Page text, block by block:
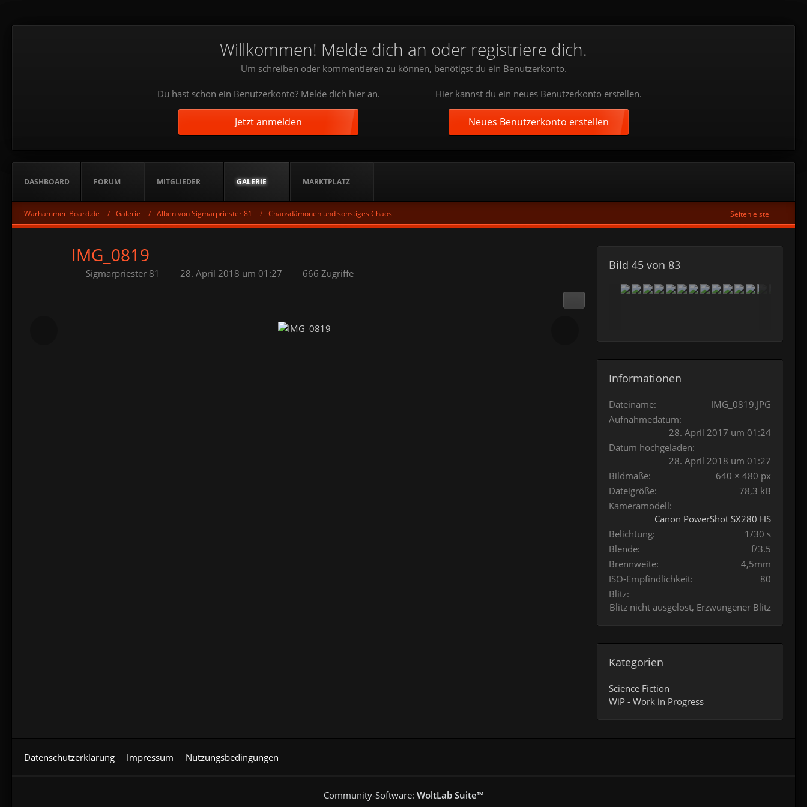
Willkommen! Melde dich an oder registriere dich.
Um schreiben oder kommentieren zu können, benötigst du ein Benutzerkonto.
Du hast schon ein Benutzerkonto? Melde dich hier an.
Jetzt anmelden
Hier kannst du ein neues Benutzerkonto erstellen.
Neues Benutzerkonto erstellen
DASHBOARD FORUM MITGLIEDER GALERIE MARKTPLATZ
Warhammer-Board.de Galerie Alben von Sigmarpriester 81 Chaosdämonen und sonstiges Chaos Seitenleiste
IMG_0819
Sigmarpriester 81 28. April 2018 um 01:27 666 Zugriffe
Bild 45 von 83
Informationen
Dateiname
IMG_0819.JPG
Aufnahmedatum
28. April 2017 um 01:24
Datum hochgeladen
28. April 2018 um 01:27
Bildmaße
640 × 480 px
Dateigröße
78,3 kB
Kameramodell
Canon PowerShot SX280 HS
Belichtung
1/30 s
Blende
f/3.5
Brennweite
4,5mm
ISO-Empfindlichkeit
80
Blitz
Blitz nicht ausgelöst, Erzwungener Blitz
Kategorien
Science Fiction
WiP - Work in Progress
Datenschutzerklärung Impressum Nutzungsbedingungen
Community-Software: WoltLab Suite™